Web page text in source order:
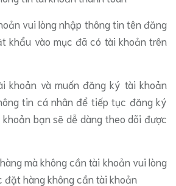
vui lòng nhập thông tin tên đăng
khẩu vào mục đã có tài khoản trên
khoản và muốn đăng ký tài khoản
tin cá nhân để tiếp tục đăng ký
bạn sẽ dễ dàng theo dõi được
mà không cần tài khoản vui lòng
đặt hàng không cần tài khoản